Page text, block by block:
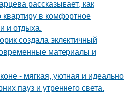
рассказывает, как
в комфортное
и отдыха.
создала эклектичный
материалы и
- мягкая, уютная и идеально
пауз и утреннего света.